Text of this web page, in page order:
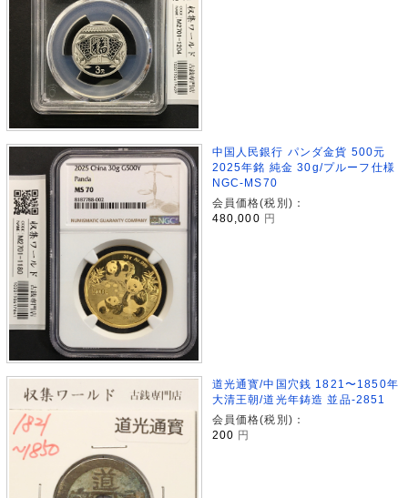
中国人民銀行 パンダ金貨 500元
2025年銘 純金 30g/プルーフ仕様
NGC-MS70
会員価格(税別)：
480,000 円
道光通寳/中国穴銭 1821〜1850年
大清王朝/道光年鋳造 並品-2851
会員価格(税別)：
200 円